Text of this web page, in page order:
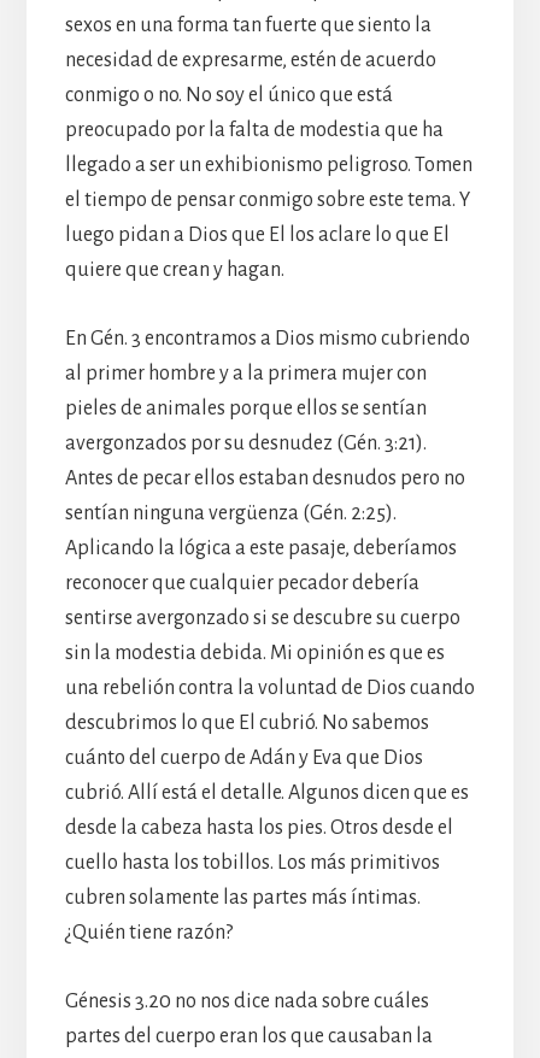
sexos en una forma tan fuerte que siento la
necesidad de expresarme, estén de acuerdo
conmigo o no. No soy el único que está
preocupado por la falta de modestia que ha
llegado a ser un exhibionismo peligroso. Tomen
el tiempo de pensar conmigo sobre este tema. Y
luego pidan a Dios que El los aclare lo que El
quiere que crean y hagan.
En Gén. 3 encontramos a Dios mismo cubriendo
al primer hombre y a la primera mujer con
pieles de animales porque ellos se sentían
avergonzados por su desnudez (Gén. 3:21).
Antes de pecar ellos estaban desnudos pero no
sentían ninguna vergüenza (Gén. 2:25).
Aplicando la lógica a este pasaje, deberíamos
reconocer que cualquier pecador debería
sentirse avergonzado si se descubre su cuerpo
sin la modestia debida. Mi opinión es que es
una rebelión contra la voluntad de Dios cuando
descubrimos lo que El cubrió. No sabemos
cuánto del cuerpo de Adán y Eva que Dios
cubrió. Allí está el detalle. Algunos dicen que es
desde la cabeza hasta los pies. Otros desde el
cuello hasta los tobillos. Los más primitivos
cubren solamente las partes más íntimas.
¿Quién tiene razón?
Génesis 3.20 no nos dice nada sobre cuáles
partes del cuerpo eran los que causaban la